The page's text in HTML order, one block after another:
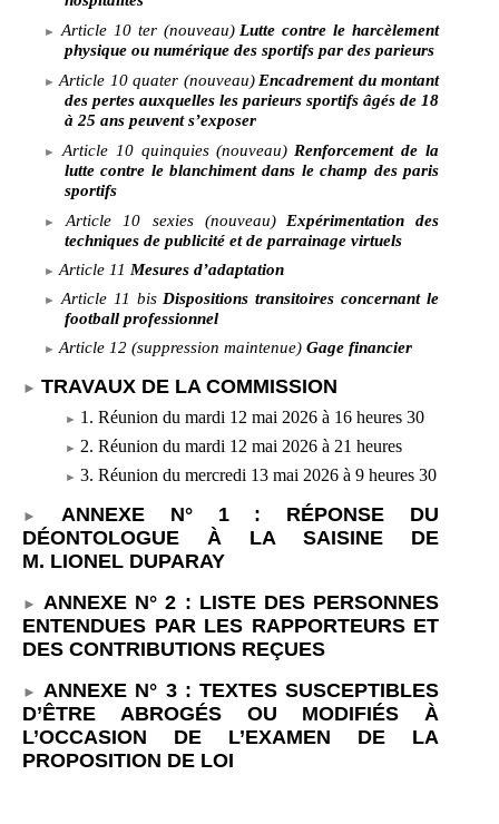
Article 10 ter (nouveau) Lutte contre le harcèlement
physique ou numérique des sportifs par des parieurs
Article 10 quater (nouveau) Encadrement du montant
des pertes auxquelles les parieurs sportifs âgés de 18
à 25 ans peuvent s’exposer
Article 10 quinquies (nouveau) Renforcement de la
lutte contre le blanchiment dans le champ des paris
sportifs
Article
10 sexies (nouveau) Expérimentation des
techniques de publicité et de parrainage virtuels
Article 11 Mesures d’adaptation
Article 11 bisDispositions transitoires concernant le
football professionnel
Article 12 (suppression maintenue) Gage financier
TRAVAUX DE LA COMMISSION
1. Réunion du mardi 12 mai 2026 à 16 heures 30
2. Réunion du mardi 12 mai 2026 à 21 heures
3. Réunion du mercredi 13 mai 2026 à 9 heures 30
ANNEXE N° 1
: RÉPONSE DU
DÉONTOLOGUE À LA SAISINE DE
M. LIONEL DUPARAY
ANNEXE N° 2 : LISTE DES PERSONNES
ENTENDUES PAR LES RAPPORTEURS ET
DES CONTRIBUTIONS REÇUES
ANNEXE N° 3 : TEXTES SUSCEPTIBLES
D’ÊTRE ABROGÉS OU MODIFIÉS À
L’OCCASION DE L’EXAMEN DE LA
PROPOSITION DE LOI